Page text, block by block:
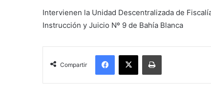
Intervienen la Unidad Descentralizada de
Instrucción y Juicio Nº 9 de Bahía Blanca
Compartir
Facebook
X Imprimir